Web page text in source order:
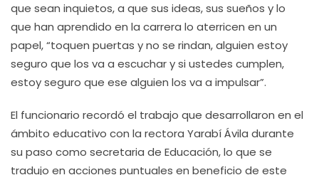
que sean inquietos, a que sus ideas, sus sueños y lo
que han aprendido en la carrera lo aterricen en un
papel, “toquen puertas y no se rindan, alguien estoy
seguro que los va a escuchar y si ustedes cumplen,
estoy seguro que ese alguien los va a impulsar”.
El funcionario recordó el trabajo que desarrollaron en el
ámbito educativo con la rectora Yarabí Ávila durante
su paso como secretaria de Educación, lo que se
tradujo en acciones puntuales en beneficio de este